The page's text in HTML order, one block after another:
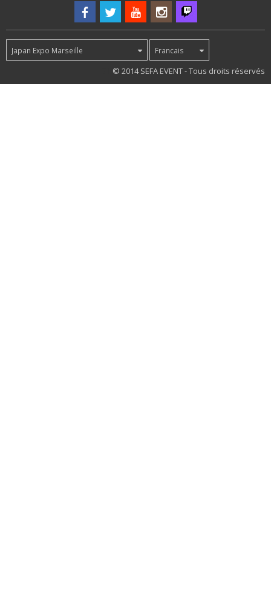
Japan Expo Marseille Francais
© 2014 SEFA EVENT - Tous droits réservés